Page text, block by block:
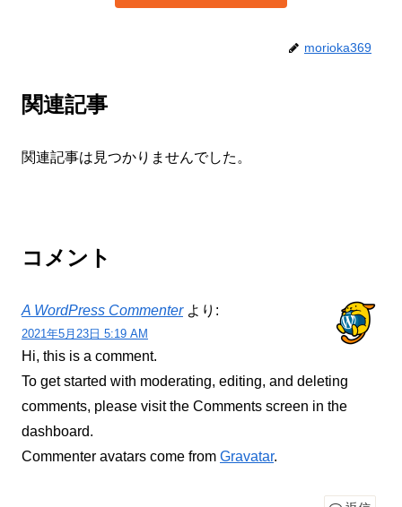
morioka369
関連記事
関連記事は見つかりませんでした。
コメント
A WordPress Commenter より:
2021年5月23日 5:19 AM
Hi, this is a comment.
To get started with moderating, editing, and deleting
comments, please visit the Comments screen in the
dashboard.
Commenter avatars come from Gravatar.